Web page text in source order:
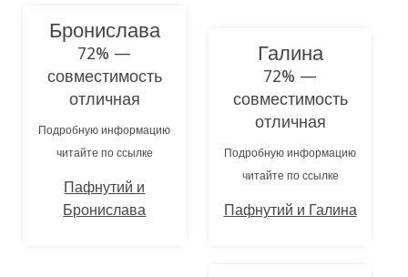
Бронислава
72% —
совместимость
отличная
Подробную информацию
читайте по ссылке
Пафнутий и
Бронислава
Галина
72% —
совместимость
отличная
Подробную информацию
читайте по ссылке
Пафнутий и Галина